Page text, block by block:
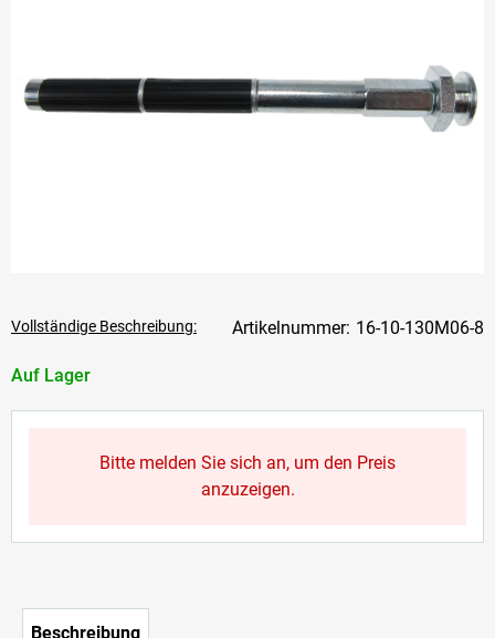
Auf Lager
Vollständige Beschreibung: 16-10-130M06-8
Bitte melden Sie sich an, um den Preis
anzuzeigen.
Beschreibung